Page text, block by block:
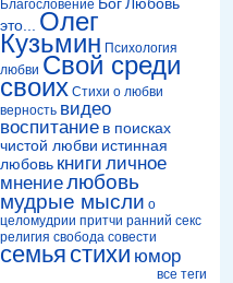
Благословение
это...
Олег
Кузьмин Психология
любви Свой среди
своих Стихи о любви
верность видео
воспитание в поисках
чистой любви истинная
любовь книги личное
мнениелюбовь
мудрые мысли о
целомудрии притчи ранний секс
религия свобода совести
семья стихи юмор
все теги